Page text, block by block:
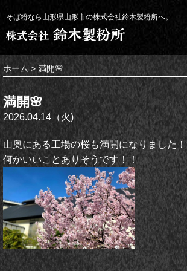
そば粉なら山形県山形市の株式会社鈴木製粉所へ。
ホーム > 満開🌸
満開🌸
2026.04.14（火)
山奥にある工場の桜も満開になりました！
何かいいことありそうです！！